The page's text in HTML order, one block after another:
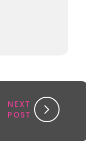
NEXT
POST